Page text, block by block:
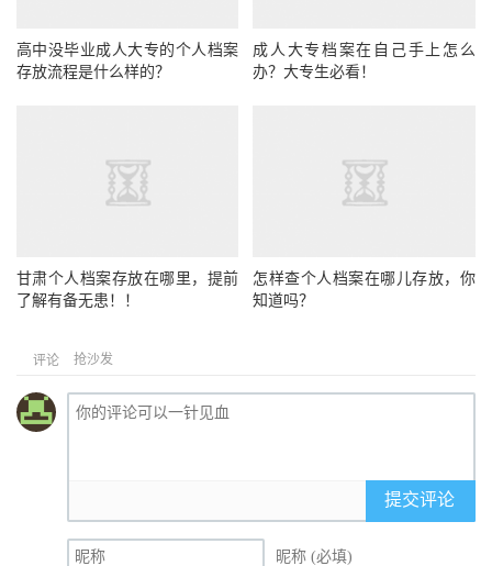
高中没毕业成人大专的个人档案
存放流程是什么样的？
成人大专档案在自己手上怎么
办？大专生必看！
甘肃个人档案存放在哪里，提前
了解有备无患！！
怎样查个人档案在哪儿存放，你
知道吗？
评论 抢沙发
提交评论
昵称 (必填)